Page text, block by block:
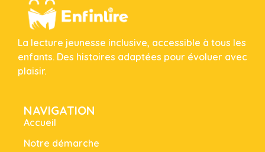
La lecture jeunesse inclusive, accessible à tous les
enfants. Des histoires adaptées pour évoluer avec
plaisir.
NAVIGATION
Accueil
Notre démarche